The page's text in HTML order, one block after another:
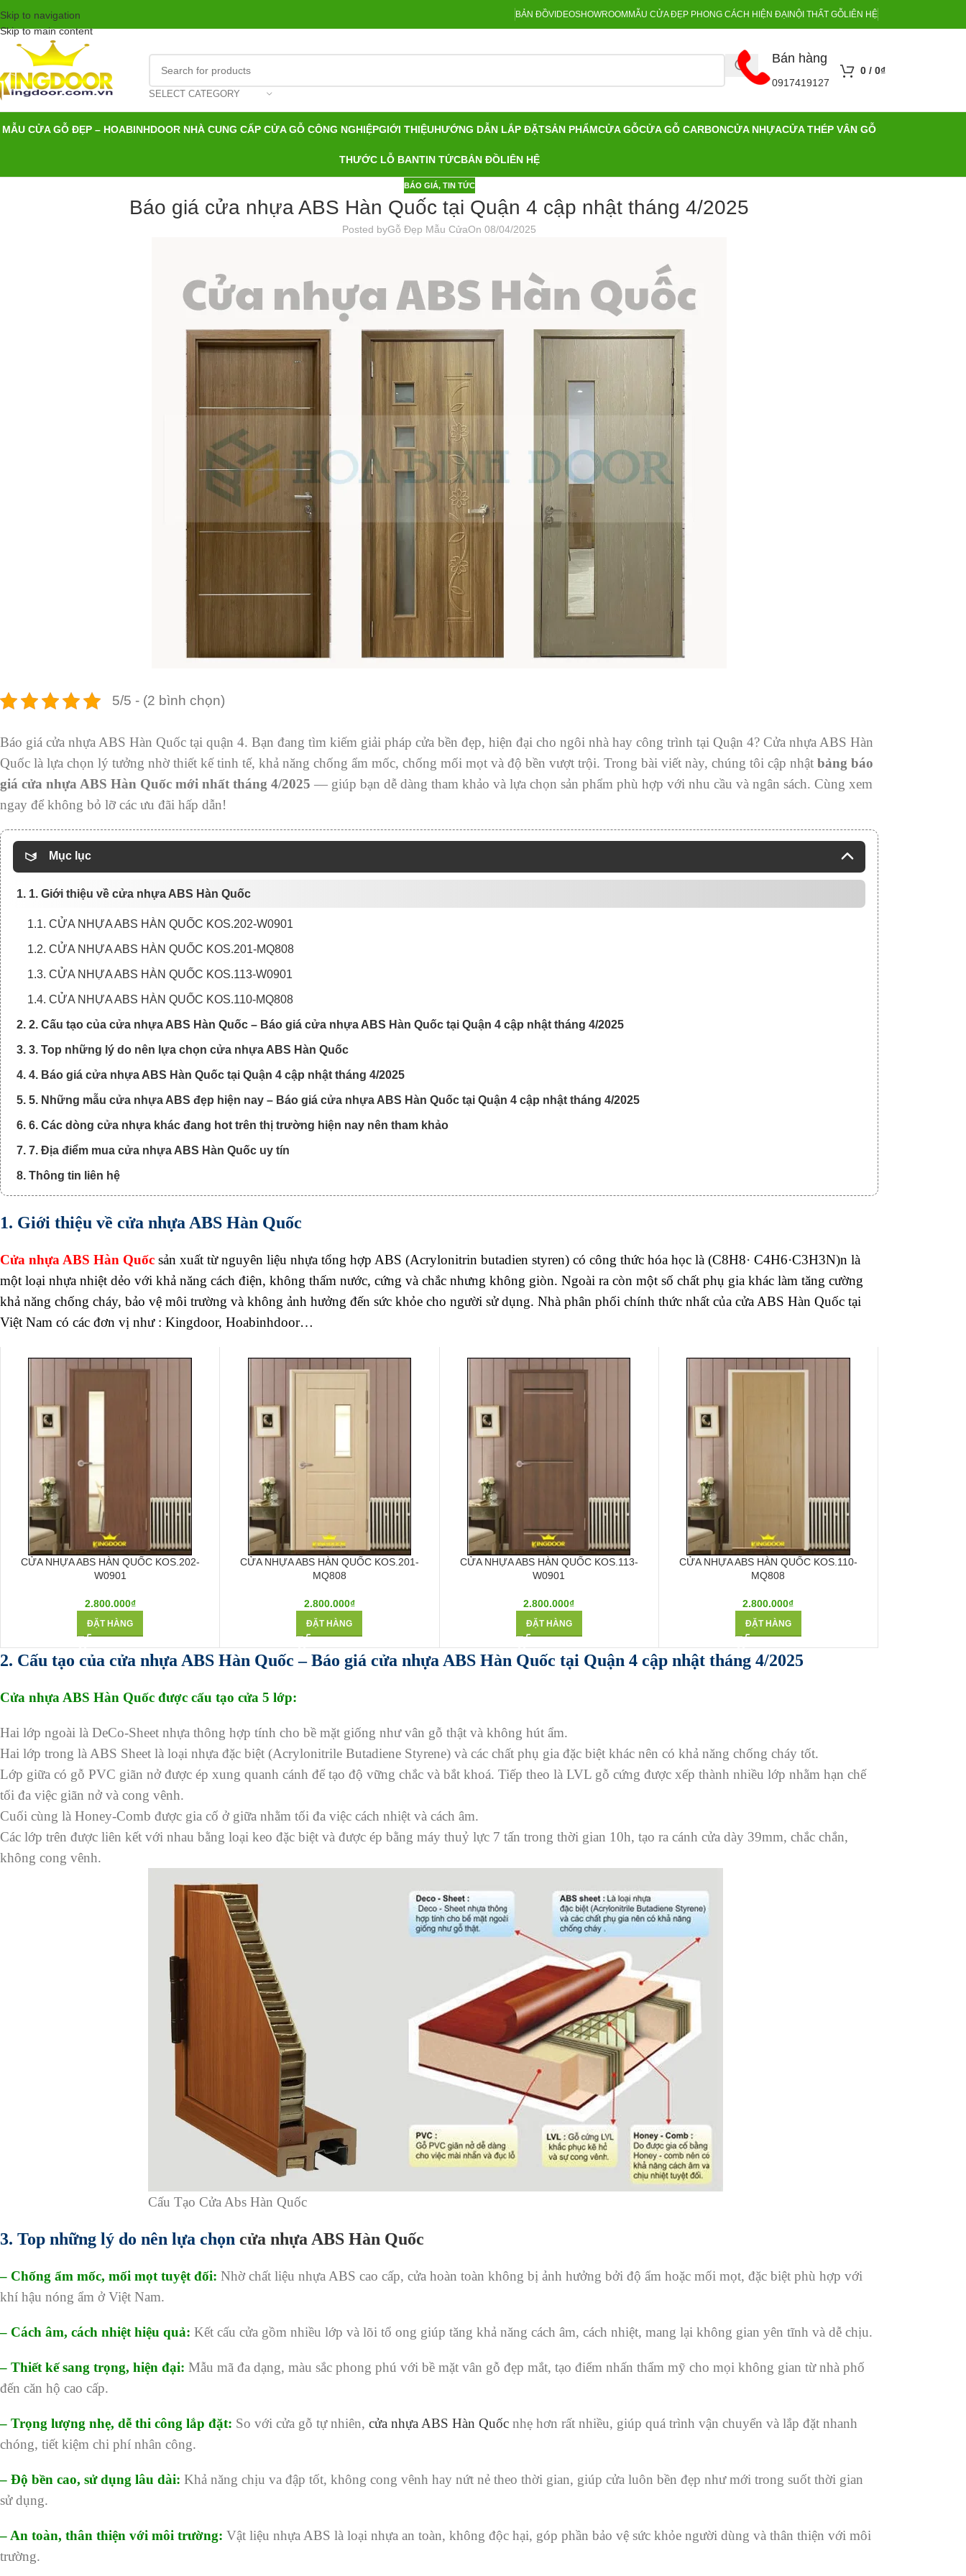
Skip to navigation
Skip to main content
BẢN ĐỒVIDEOSHOWROOM MẪU CỬA ĐẸP PHONG CÁCH HIỆN ĐẠI NỘI THẤT GỖLIÊN HỆ
SELECT CATEGORY
Bán hàng
0917419127
0 / 0₫
MẪU CỬA GỖ ĐẸP – HOABINHDOOR NHÀ CUNG CẤP CỬA GỖ CÔNG NGHIỆPGIỚI THIỆUHƯỚNG DẪN LẮP ĐẶTSẢN PHẨMCỬA GỖCỬA GỖ CARBONCỬA NHỰACỬA THÉP VÂN GỖ
THƯỚC LỖ BANTIN TỨCBẢN ĐỒLIÊN HỆ
BÁO GIÁ, TIN TỨC
Báo giá cửa nhựa ABS Hàn Quốc tại Quận 4 cập nhật tháng 4/2025
Posted byGỗ Đẹp Mẫu CửaOn 08/04/2025
5/5 - (2 bình chọn)
Báo giá cửa nhựa ABS Hàn Quốc tại quận 4. Bạn đang tìm kiếm giải pháp cửa bền đẹp, hiện đại cho ngôi nhà hay công trình tại Quận 4? Cửa nhựa ABS Hàn
Quốc là lựa chọn lý tưởng nhờ thiết kế tinh tế, khả năng chống ẩm mốc, chống mối mọt và độ bền vượt trội. Trong bài viết này, chúng tôi cập nhật bảng báo
giá cửa nhựa ABS Hàn Quốc mới nhất tháng 4/2025 — giúp bạn dễ dàng tham khảo và lựa chọn sản phẩm phù hợp với nhu cầu và ngân sách. Cùng xem
ngay để không bỏ lỡ các ưu đãi hấp dẫn!
Mục lục
1. 1. Giới thiệu về cửa nhựa ABS Hàn Quốc
1.1. CỬA NHỰA ABS HÀN QUỐC KOS.202-W0901
1.2. CỬA NHỰA ABS HÀN QUỐC KOS.201-MQ808
1.3. CỬA NHỰA ABS HÀN QUỐC KOS.113-W0901
1.4. CỬA NHỰA ABS HÀN QUỐC KOS.110-MQ808
2. 2. Cấu tạo của cửa nhựa ABS Hàn Quốc – Báo giá cửa nhựa ABS Hàn Quốc tại Quận 4 cập nhật tháng 4/2025
3. 3. Top những lý do nên lựa chọn cửa nhựa ABS Hàn Quốc
4. 4. Báo giá cửa nhựa ABS Hàn Quốc tại Quận 4 cập nhật tháng 4/2025
5. 5. Những mẫu cửa nhựa ABS đẹp hiện nay – Báo giá cửa nhựa ABS Hàn Quốc tại Quận 4 cập nhật tháng 4/2025
6. 6. Các dòng cửa nhựa khác đang hot trên thị trường hiện nay nên tham khảo
7. 7. Địa điểm mua cửa nhựa ABS Hàn Quốc uy tín
8. Thông tin liên hệ
1. Giới thiệu về cửa nhựa ABS Hàn Quốc
Cửa nhựa ABS Hàn Quốc sản xuất từ nguyên liệu nhựa tổng hợp ABS (Acrylonitrin butadien styren) có công thức hóa học là (C8H8· C4H6·C3H3N)n là
một loại nhựa nhiệt dẻo với khả năng cách điện, không thấm nước, cứng và chắc nhưng không giòn. Ngoài ra còn một số chất phụ gia khác làm tăng cường
khả năng chống cháy, bảo vệ môi trường và không ảnh hưởng đến sức khỏe cho người sử dụng. Nhà phân phối chính thức nhất của cửa ABS Hàn Quốc tại
Việt Nam có các đơn vị như : Kingdoor, Hoabinhdoor…
CỬA NHỰA ABS HÀN QUỐC KOS.202-
W0901
2.800.000₫
ĐẶT HÀNG
CỬA NHỰA ABS HÀN QUỐC KOS.201-
MQ808
2.800.000₫
ĐẶT HÀNG
CỬA NHỰA ABS HÀN QUỐC KOS.113-
W0901
2.800.000₫
ĐẶT HÀNG
CỬA NHỰA ABS HÀN QUỐC KOS.110-
MQ808
2.800.000₫
ĐẶT HÀNG
2. Cấu tạo của cửa nhựa ABS Hàn Quốc – Báo giá cửa nhựa ABS Hàn Quốc tại Quận 4 cập nhật tháng 4/2025
Cửa nhựa ABS Hàn Quốc được cấu tạo cửa 5 lớp:
Hai lớp ngoài là DeCo-Sheet nhựa thông hợp tính cho bề mặt giống như vân gỗ thật và không hút ẩm.
Hai lớp trong là ABS Sheet là loại nhựa đặc biệt (Acrylonitrile Butadiene Styrene) và các chất phụ gia đặc biệt khác nên có khả năng chống cháy tốt.
Lớp giữa có gỗ PVC giãn nở được ép xung quanh cánh để tạo độ vững chắc và bắt khoá. Tiếp theo là LVL gỗ cứng được xếp thành nhiều lớp nhằm hạn chế
tối đa việc giãn nở và cong vênh.
Cuối cùng là Honey-Comb được gia cố ở giữa nhằm tối đa việc cách nhiệt và cách âm.
Các lớp trên được liên kết với nhau bằng loại keo đặc biệt và được ép bằng máy thuỷ lực 7 tấn trong thời gian 10h, tạo ra cánh cửa dày 39mm, chắc chắn,
không cong vênh.
Cấu Tạo Cửa Abs Hàn Quốc
3. Top những lý do nên lựa chọn cửa nhựa ABS Hàn Quốc
– Chống ẩm mốc, mối mọt tuyệt đối: Nhờ chất liệu nhựa ABS cao cấp, cửa hoàn toàn không bị ảnh hưởng bởi độ ẩm hoặc mối mọt, đặc biệt phù hợp với
khí hậu nóng ẩm ở Việt Nam.
– Cách âm, cách nhiệt hiệu quả: Kết cấu cửa gồm nhiều lớp và lõi tổ ong giúp tăng khả năng cách âm, cách nhiệt, mang lại không gian yên tĩnh và dễ chịu.
– Thiết kế sang trọng, hiện đại: Mẫu mã đa dạng, màu sắc phong phú với bề mặt vân gỗ đẹp mắt, tạo điểm nhấn thẩm mỹ cho mọi không gian từ nhà phố
đến căn hộ cao cấp.
– Trọng lượng nhẹ, dễ thi công lắp đặt: So với cửa gỗ tự nhiên, cửa nhựa ABS Hàn Quốc nhẹ hơn rất nhiều, giúp quá trình vận chuyển và lắp đặt nhanh
chóng, tiết kiệm chi phí nhân công.
– Độ bền cao, sử dụng lâu dài: Khả năng chịu va đập tốt, không cong vênh hay nứt nẻ theo thời gian, giúp cửa luôn bền đẹp như mới trong suốt thời gian
sử dụng.
– An toàn, thân thiện với môi trường: Vật liệu nhựa ABS là loại nhựa an toàn, không độc hại, góp phần bảo vệ sức khỏe người dùng và thân thiện với môi
trường.